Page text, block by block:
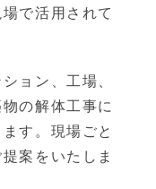
で活用されて
ョン、工場、
の解体工事に
す。現場ごと
案をいたしま